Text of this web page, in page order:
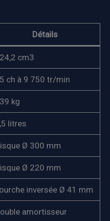
Détails
cm3
ch à 9 750 tr/min
kg
litres
Ø 300 mm
Ø 220 mm
inversée Ø 41 mm
amortisseur